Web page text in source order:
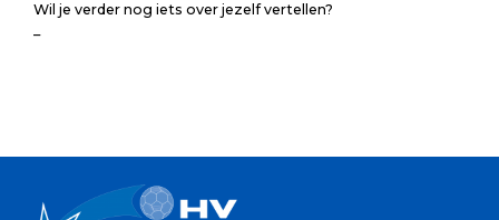
Wil je verder nog iets over jezelf vertellen?
–